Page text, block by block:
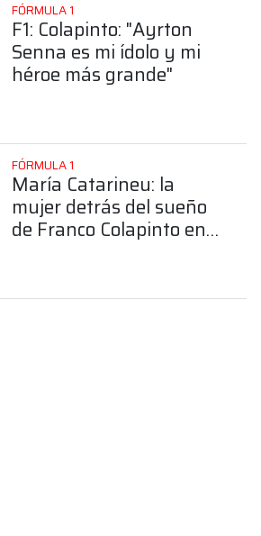
FÓRMULA 1
F1: Colapinto: "Ayrton
Senna es mi ídolo y mi
héroe más grande"
FÓRMULA 1
María Catarineu: la
mujer detrás del sueño
de Franco Colapinto en